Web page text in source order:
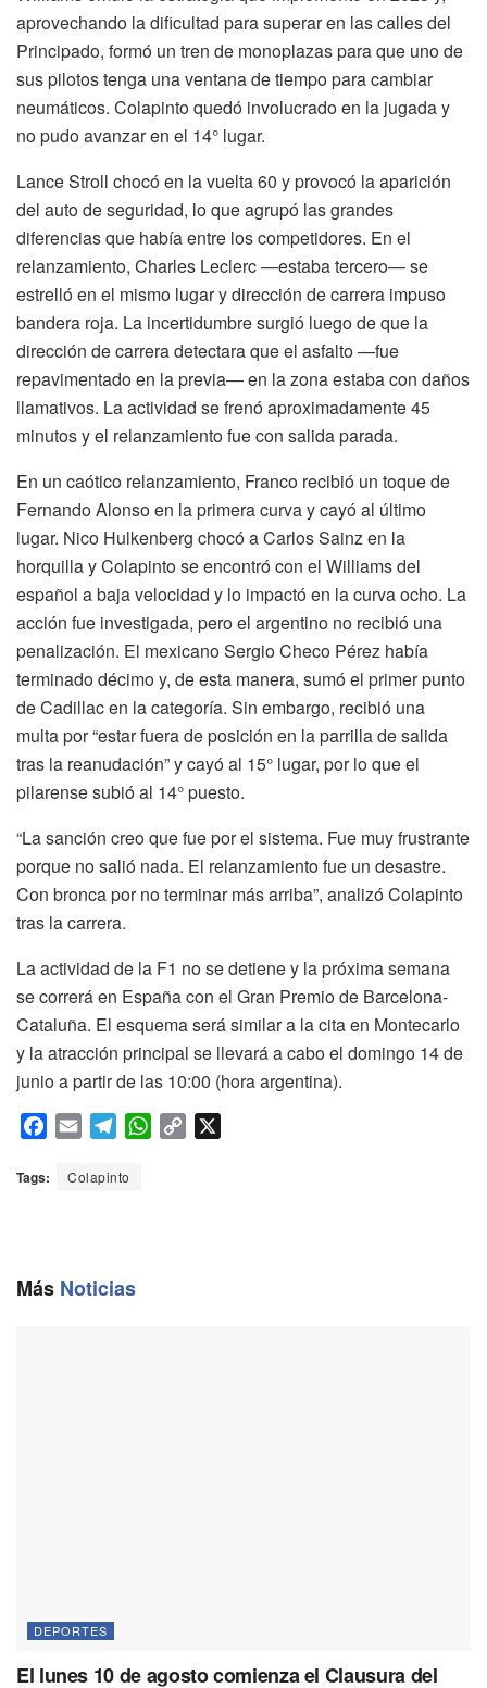
aprovechando la dificultad para superar en las calles del
Principado, formó un tren de monoplazas para que uno de
sus pilotos tenga una ventana de tiempo para cambiar
neumáticos. Colapinto quedó involucrado en la jugada y
no pudo avanzar en el 14° lugar.
Lance Stroll chocó en la vuelta 60 y provocó la aparición
del auto de seguridad, lo que agrupó las grandes
diferencias que había entre los competidores. En el
relanzamiento, Charles Leclerc —estaba tercero— se
estrelló en el mismo lugar y dirección de carrera impuso
bandera roja. La incertidumbre surgió luego de que la
dirección de carrera detectara que el asfalto —fue
repavimentado en la previa— en la zona estaba con daños
llamativos. La actividad se frenó aproximadamente 45
minutos y el relanzamiento fue con salida parada.
En un caótico relanzamiento, Franco recibió un toque de
Fernando Alonso en la primera curva y cayó al último
lugar. Nico Hulkenberg chocó a Carlos Sainz en la
horquilla y Colapinto se encontró con el Williams del
español a baja velocidad y lo impactó en la curva ocho. La
acción fue investigada, pero el argentino no recibió una
penalización. El mexicano Sergio Checo Pérez había
terminado décimo y, de esta manera, sumó el primer punto
de Cadillac en la categoría. Sin embargo, recibió una
multa por “estar fuera de posición en la parrilla de salida
tras la reanudación” y cayó al 15° lugar, por lo que el
pilarense subió al 14° puesto.
“La sanción creo que fue por el sistema. Fue muy frustrante
porque no salió nada. El relanzamiento fue un desastre.
Con bronca por no terminar más arriba”, analizó Colapinto
tras la carrera.
La actividad de la F1 no se detiene y la próxima semana
se correrá en España con el Gran Premio de Barcelona-
Cataluña. El esquema será similar a la cita en Montecarlo
y la atracción principal se llevará a cabo el domingo 14 de
junio a partir de las 10:00 (hora argentina).
c
o
a
l
a
W
Tags: Colapinto
Más Noticias
DEPORTES
El lunes 10 de agosto comienza el Clausura del